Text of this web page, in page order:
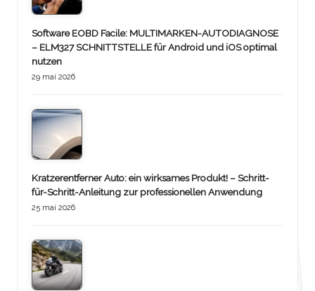
Software EOBD Facile: MULTIMARKEN-AUTODIAGNOSE
– ELM327 SCHNITTSTELLE für Android und iOS optimal
nutzen
29 mai 2026
Kratzerentferner Auto: ein wirksames Produkt! – Schritt-
für-Schritt-Anleitung zur professionellen Anwendung
25 mai 2026